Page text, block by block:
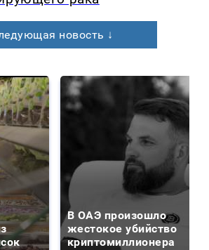
новость ↓
В ОАЭ произошло
жестокое убийство
криптомиллионера